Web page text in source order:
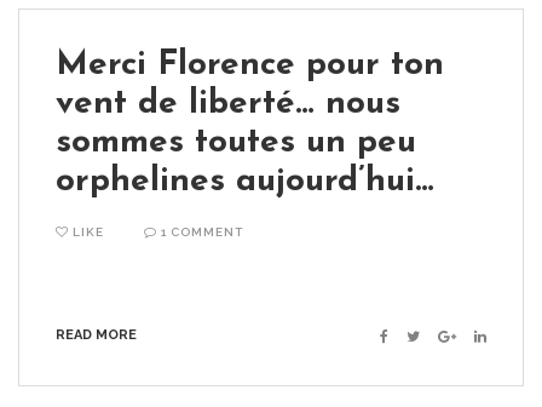
Merci Florence pour ton
vent de liberté… nous
sommes toutes un peu
orphelines aujourd’hui…
LIKE 1 COMMENT
READ MORE Facebook
TwitterGoogle+Linkedin